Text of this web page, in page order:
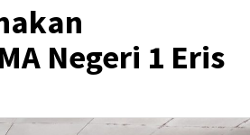
Negeri 1 Eris